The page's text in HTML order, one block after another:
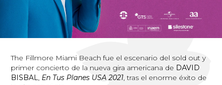
The Fillmore Miami Beach fue el escenario del sold out y
primer concierto de la nueva gira americana de DAVID
BISBAL
En Tus Planes USA 2021 , tras el enorme éxito de